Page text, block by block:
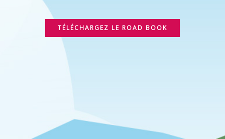
TÉLÉCHARGEZ LE ROAD BOOK